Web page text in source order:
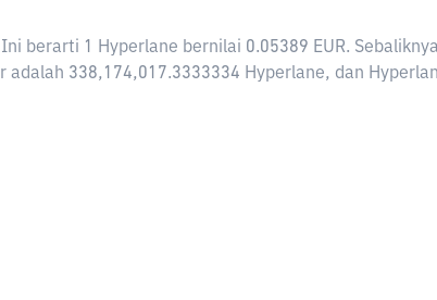
Ini berarti 1 Hyperlane bernilai 0.05389 EUR.
adalah 338,174,017.3333334 Hyperlane, dan